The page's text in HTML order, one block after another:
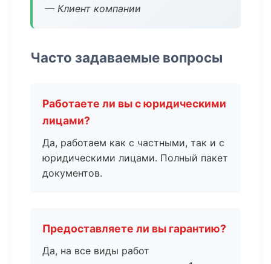
— Клиент компании
Часто задаваемые вопросы
Работаете ли вы с юридическими
лицами?
Да, работаем как с частными, так и с
юридическими лицами. Полный пакет
документов.
Предоставляете ли вы гарантию?
Да, на все виды работ